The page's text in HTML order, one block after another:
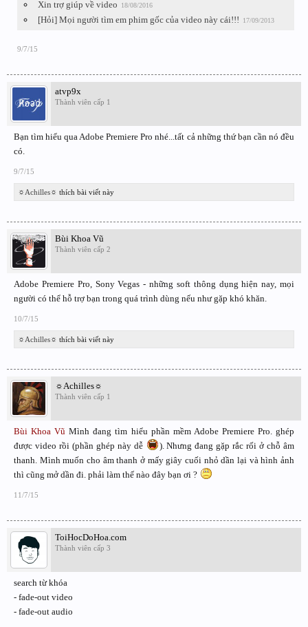
Xin trợ giúp về video 18/08/2016
[Hỏi] Mọi người tìm em phim gốc của video này cái!!! 17/09/2013
9/7/15
atvp9x
Thành viên cấp 1
Bạn tìm hiểu qua Adobe Premiere Pro nhé...tất cả những thứ bạn cần nó đều
có.
9/7/15
☼Achilles☼ thích bài viết này
Bùi Khoa Vũ
Thành viên cấp 2
Adobe Premiere Pro, Sony Vegas - những soft thông dụng hiện nay, mọi
người có thể hỗ trợ bạn trong quá trình dùng nếu như gặp khó khăn.
10/7/15
☼Achilles☼ thích bài viết này
☼Achilles☼
Thành viên cấp 1
Bùi Khoa Vũ Mình đang tìm hiểu phần mềm Adobe Premiere Pro. ghép
được video rồi (phần ghép này dễ
). Nhưng đang gặp rắc rối ở chỗ âm
thanh. Mình muốn cho âm thanh ở mấy giây cuối nhỏ dần lại và hình ảnh
thì cũng mở dần đi. phải làm thế nào đây bạn ơi ?
11/7/15
ToiHocDoHoa.com
Thành viên cấp 3
search từ khóa
- fade-out video
- fade-out audio